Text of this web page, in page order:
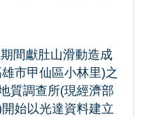
間獻肚山滑動造成
市甲仙區小林里)之
質調查所(現經濟部
始以光達資料建立